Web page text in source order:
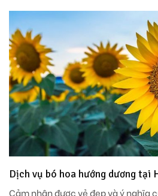
Dịch vụ bó hoa hướng dương tại
Cảm nhận được vẻ đẹp và ý nghĩa